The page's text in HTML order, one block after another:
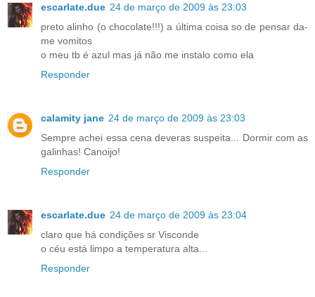
escarlate.due 24 de março de 2009 às 23:03
preto alinho (o chocolate!!!) a última coisa so de pensar da-
me vomitos
o meu tb é azul mas já não me instalo como ela
Responder
calamity jane 24 de março de 2009 às 23:03
Sempre achei essa cena deveras suspeita... Dormir com as
galinhas! Canoijo!
Responder
escarlate.due 24 de março de 2009 às 23:04
claro que há condições sr Visconde
o céu está limpo a temperatura alta...
Responder